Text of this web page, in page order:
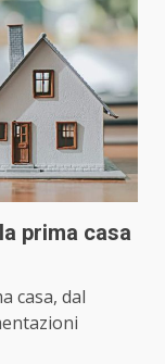
prima casa
casa, dal